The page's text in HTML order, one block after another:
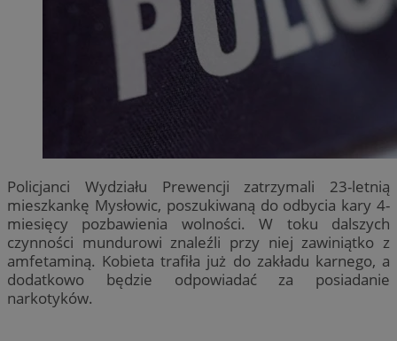
Policjanci Wydziału Prewencji zatrzymali 23-letnią
mieszkankę Mysłowic, poszukiwaną do odbycia kary 4-
miesięcy pozbawienia wolności. W toku dalszych
czynności mundurowi znaleźli przy niej zawiniątko z
amfetaminą. Kobieta trafiła już do zakładu karnego, a
dodatkowo będzie odpowiadać za posiadanie
narkotyków.